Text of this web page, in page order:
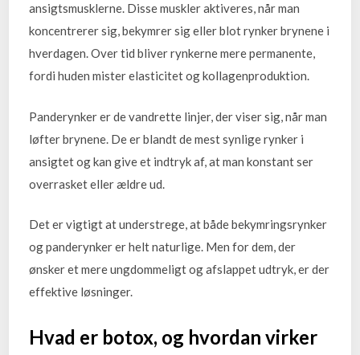
ansigtsmusklerne. Disse muskler aktiveres, når man
koncentrerer sig, bekymrer sig eller blot rynker brynene i
hverdagen. Over tid bliver rynkerne mere permanente,
fordi huden mister elasticitet og kollagenproduktion.
Panderynker er de vandrette linjer, der viser sig, når man
løfter brynene. De er blandt de mest synlige rynker i
ansigtet og kan give et indtryk af, at man konstant ser
overrasket eller ældre ud.
Det er vigtigt at understrege, at både bekymringsrynker
og panderynker er helt naturlige. Men for dem, der
ønsker et mere ungdommeligt og afslappet udtryk, er der
effektive løsninger.
Hvad er botox, og hvordan virker